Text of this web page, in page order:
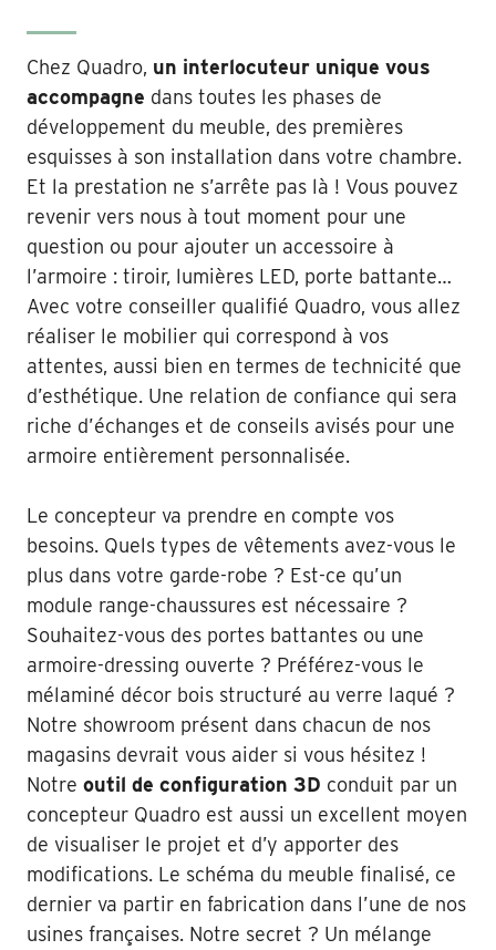
Chez Quadro, un interlocuteur unique vous
accompagne dans toutes les phases de
développement du meuble, des premières
esquisses à son installation dans votre chambre.
Et la prestation ne s’arrête pas là ! Vous pouvez
revenir vers nous à tout moment pour une
question ou pour ajouter un accessoire à
l’armoire : tiroir, lumières LED, porte battante…
Avec votre conseiller qualifié Quadro, vous allez
réaliser le mobilier qui correspond à vos
attentes, aussi bien en termes de technicité que
d’esthétique. Une relation de confiance qui sera
riche d’échanges et de conseils avisés pour une
armoire entièrement personnalisée.
Le concepteur va prendre en compte vos
besoins. Quels types de vêtements avez-vous le
plus dans votre garde-robe ? Est-ce qu’un
module range-chaussures est nécessaire ?
Souhaitez-vous des portes battantes ou une
armoire-dressing ouverte ? Préférez-vous le
mélaminé décor bois structuré au verre laqué ?
Notre showroom présent dans chacun de nos
magasins devrait vous aider si vous hésitez !
Notre outil de configuration 3D conduit par un
concepteur Quadro est aussi un excellent moyen
de visualiser le projet et d’y apporter des
modifications. Le schéma du meuble finalisé, ce
dernier va partir en fabrication dans l’une de nos
usines françaises. Notre secret ? Un mélange